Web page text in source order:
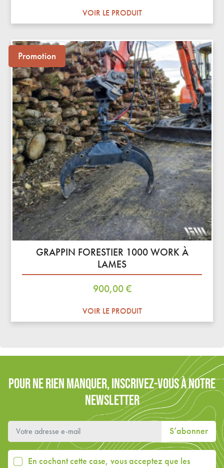
VOIR LE PRODUIT
GRAPPIN FORESTIER 1000 WORK À
LAMES
Prix
900,00 €
VOIR LE PRODUIT
Promotion
POUR NE RIEN MANQUER, INSCRIVEZ-VOUS À NOTRE
NEWSLETTER
S’abonner
En cochant cette case, vous acceptez que les